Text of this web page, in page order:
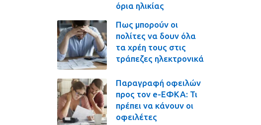
όρια ηλικίας
Πως μπορούν οι
πολίτες να δουν όλα
τα χρέη τους στις
τράπεζες ηλεκτρονικά
Παραγραφή οφειλών
προς τον e-ΕΦΚΑ: Τι
πρέπει να κάνουν οι
οφειλέτες